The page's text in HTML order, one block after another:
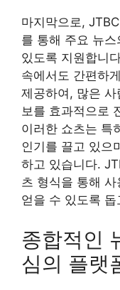
마지막으로,
를 통해 주요 뉴
있도록 지원합니
속에서도 간편하
제공하여, 많은
보를 효과적으로
이러한 쇼츠는 특
인기를 끌고 있으
하고 있습니다.
츠 형식을 통해
얻을 수 있도록
종합적인
심의 플랫